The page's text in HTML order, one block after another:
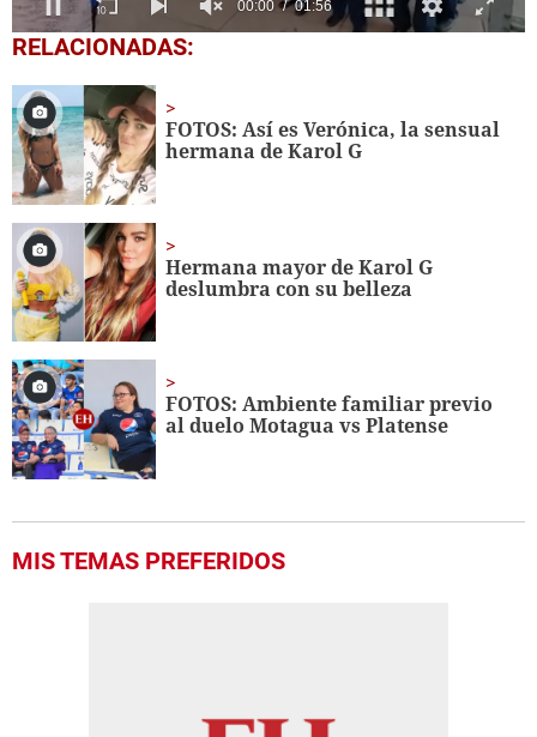
0
seconds
1
minute,
56
seconds
RELACIONADAS:
FOTOS: Así esVerónica, lasensual
hermana de Karol G
Hermana mayor de Karol G
deslumbra con su belleza
FOTOS: Ambiente familiar previo
al duelo Motagua vs Platense
MIS TEMAS PREFERIDOS